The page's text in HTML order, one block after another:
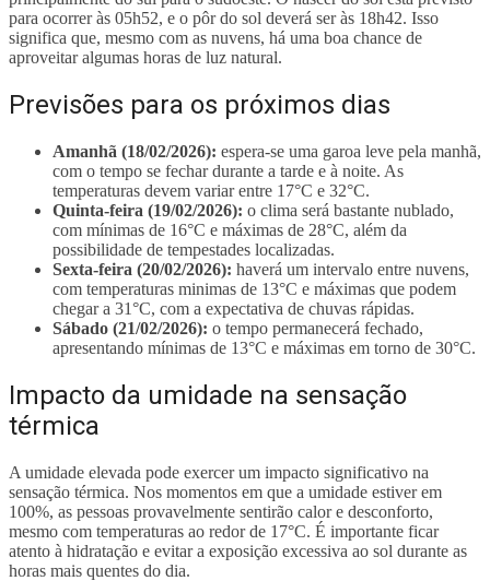
para ocorrer às 05h52, e o pôr do sol deverá ser às 18h42. Isso
significa que, mesmo com as nuvens, há uma boa chance de
aproveitar algumas horas de luz natural.
Previsões para os próximos dias
Amanhã (18/02/2026): espera-se uma garoa leve pela manhã,
com o tempo se fechar durante a tarde e à noite. As
temperaturas devem variar entre 17°C e 32°C.
Quinta-feira (19/02/2026): o clima será bastante nublado,
com mínimas de 16°C e máximas de 28°C, além da
possibilidade de tempestades localizadas.
Sexta-feira (20/02/2026): haverá um intervalo entre nuvens,
com temperaturas minimas de 13°C e máximas que podem
chegar a 31°C, com a expectativa de chuvas rápidas.
Sábado (21/02/2026): o tempo permanecerá fechado,
apresentando mínimas de 13°C e máximas em torno de 30°C.
Impacto da umidade na sensação
térmica
A umidade elevada pode exercer um impacto significativo na
sensação térmica. Nos momentos em que a umidade estiver em
100%, as pessoas provavelmente sentirão calor e desconforto,
mesmo com temperaturas ao redor de 17°C. É importante ficar
atento à hidratação e evitar a exposição excessiva ao sol durante as
horas mais quentes do dia.